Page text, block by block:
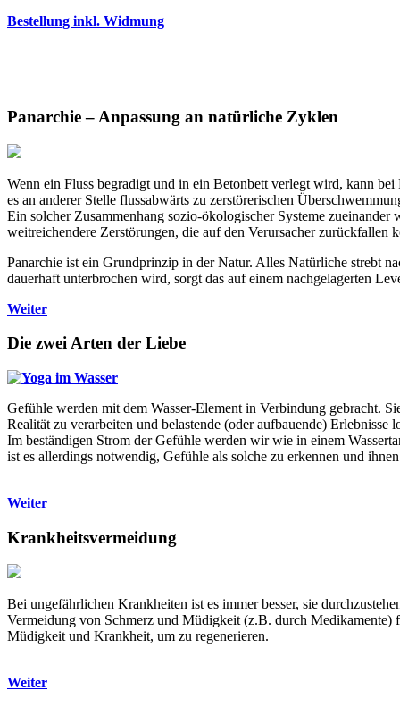
Bestellung inkl. Widmung
Panarchie – Anpassung an natürliche Zyklen
Wenn ein Fluss begradigt und in ein Betonbett verlegt wird, kann
es an anderer Stelle flussabwärts zu zerstörerischen
Ein solcher Zusammenhang sozio-ökologischer Systeme
weitreichendere Zerstörungen, die auf den Verursacher zurückfallen
Panarchie ist ein Grundprinzip in der Natur. Alles Natürliche strebt
dauerhaft unterbrochen wird, sorgt das auf einem nachgelagerten
Weiter
Die zwei Arten der Liebe
Gefühle werden mit dem Wasser-Element in Verbindung gebracht.
Realität zu verarbeiten und belastende (oder aufbauende) Erlebnisse
Im beständigen Strom der Gefühle werden wir wie in einem
ist es allerdings notwendig, Gefühle als solche zu erkennen und
Weiter
Krankheitsvermeidung
Bei ungefährlichen Krankheiten ist es immer besser, sie
Vermeidung von Schmerz und Müdigkeit (z.B. durch
Müdigkeit und Krankheit, um zu regenerieren.
Weiter